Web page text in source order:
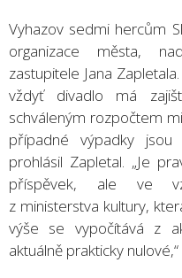
Vyhazov sedmi hercům
organizace města,
zastupitele Jana
vždyť divadlo má
schváleným rozpočtem
případné výpadky jsou
prohlásil Zapletal. „Je
příspěvek, ale ve
z ministerstva kultury,
výše se vypočítává z
aktuálně prakticky